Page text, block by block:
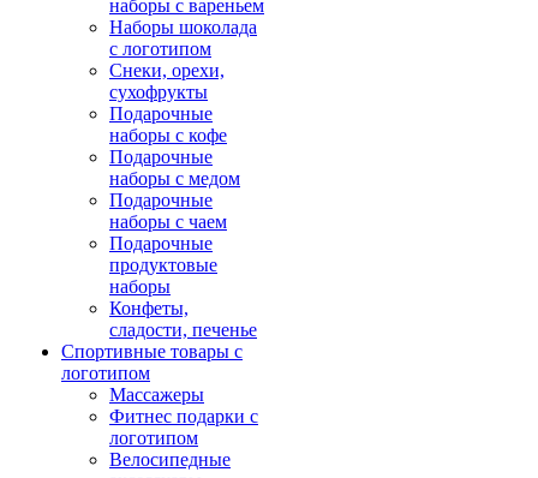
наборы с вареньем
Наборы шоколада
с логотипом
Снеки, орехи,
сухофрукты
Подарочные
наборы с кофе
Подарочные
наборы с медом
Подарочные
наборы с чаем
Подарочные
продуктовые
наборы
Конфеты,
сладости, печенье
Спортивные товары с
логотипом
Массажеры
Фитнес подарки с
логотипом
Велосипедные